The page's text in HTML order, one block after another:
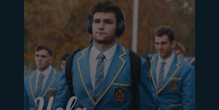
Universidad de California, Los